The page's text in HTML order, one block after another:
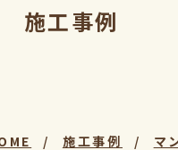
施工事例
施工事例 マ